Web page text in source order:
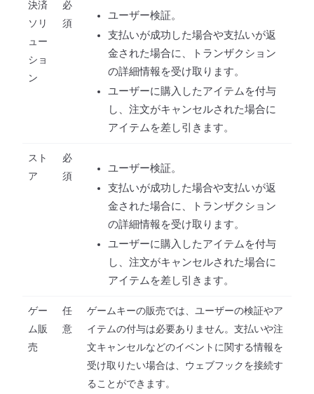
決済
ソリ
ュー
ショ
ン
必
須
ユーザー検証。
支払いが成功した場合や支払いが返
金された場合に、トランザクション
の詳細情報を受け取ります。
ユーザーに購入したアイテムを付与
し、注文がキャンセルされた場合に
アイテムを差し引きます。
スト
ア
必
須
ユーザー検証。
支払いが成功した場合や支払いが返
金された場合に、トランザクション
の詳細情報を受け取ります。
ユーザーに購入したアイテムを付与
し、注文がキャンセルされた場合に
アイテムを差し引きます。
ゲー
ム販
売
任
意
ゲームキーの販売では、ユーザーの検証やア
イテムの付与は必要ありません。支払いや注
文キャンセルなどのイベントに関する情報を
受け取りたい場合は、ウェブフックを接続す
ることができます。